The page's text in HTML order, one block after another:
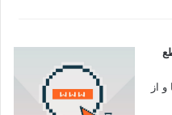
از